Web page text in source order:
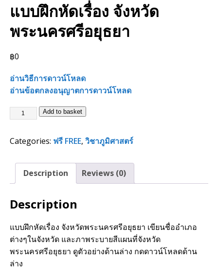
แบบฝึกหัดเรื่อง จังหวัด
พระนครศรีอยุธยา
฿0
อ่านวิธีการดาวน์โหลด
อ่านข้อตกลงอนุญาตการดาวน์โหลด
Add to basket
Categories: ฟรี FREE, วิชาภูมิศาสตร์
Description Reviews (0)
Description
แบบฝึกหัดเรื่อง จังหวัดพระนครศรีอยุธยา เขียนชื่ออำเภอ
ต่างๆในจังหวัด และภาพระบายสีแผนที่จังหวัด
พระนครศรีอยุธยา ดูตัวอย่างด้านล่าง กดดาวน์โหลดด้าน
ล่าง